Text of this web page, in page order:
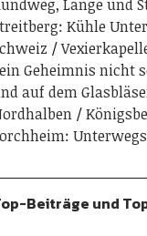
Länge und
Kühle
Geheimnis nicht
auf dem
Beiträge und